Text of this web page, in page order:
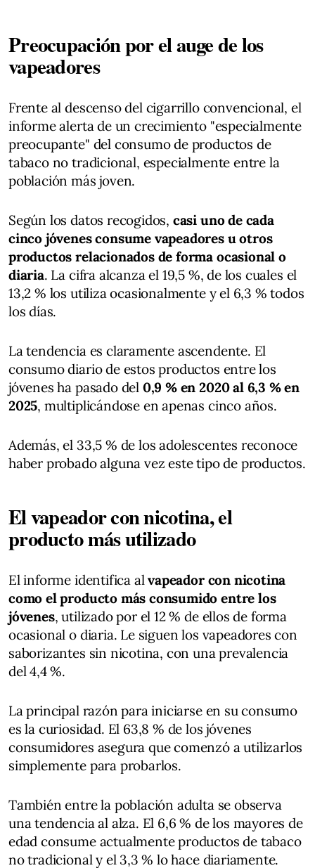
Preocupación por el auge de los
vapeadores
Frente al descenso del cigarrillo convencional, el
informe alerta de un crecimiento "especialmente
preocupante" del consumo de productos de
tabaco no tradicional, especialmente entre la
población más joven.
Según los datos recogidos, casi uno de cada
cinco jóvenes consume vapeadores u otros
productos relacionados de forma ocasional o
diaria. La cifra alcanza el 19,5 %, de los cuales el
13,2 % los utiliza ocasionalmente y el 6,3 % todos
los días.
La tendencia es claramente ascendente. El
consumo diario de estos productos entre los
jóvenes ha pasado del 0,9 % en 2020 al 6,3 % en
2025, multiplicándose en apenas cinco años.
Además, el 33,5 % de los adolescentes reconoce
haber probado alguna vez este tipo de productos.
El vapeador con nicotina, el
producto más utilizado
El informe identifica alvapeador con nicotina
como el producto más consumido entre los
jóvenes, utilizado por el 12 % de ellos de forma
ocasional o diaria. Le siguen los vapeadores con
saborizantes sin nicotina, con una prevalencia
del 4,4 %.
La principal razón para iniciarse en su consumo
es la curiosidad. El 63,8 % de los jóvenes
consumidores asegura que comenzó a utilizarlos
simplemente para probarlos.
También entre la población adulta se observa
una tendencia al alza. El 6,6 % de los mayores de
edad consume actualmente productos de tabaco
no tradicional y el 3,3 % lo hace diariamente.